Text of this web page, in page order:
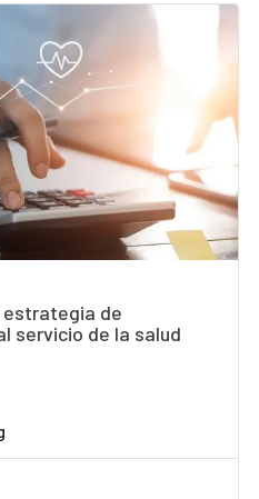
estrategia de
servicio de la salud